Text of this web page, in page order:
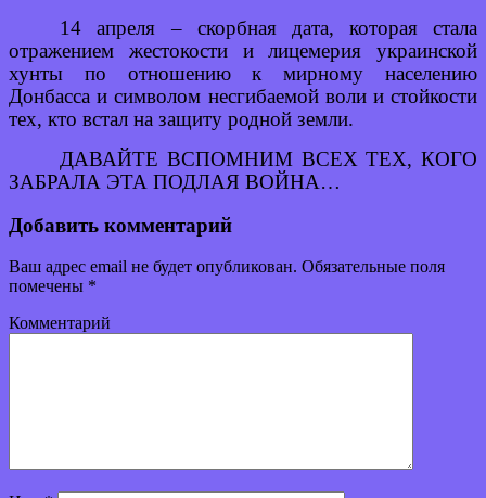
14 апреля – скорбная дата, которая стала
отражением жестокости и лицемерия украинской
хунты по отношению к мирному населению
Донбасса и символом несгибаемой воли и стойкости
тех, кто встал на защиту родной земли.
ДАВАЙТЕ ВСПОМНИМ ВСЕХ ТЕХ, КОГО
ЗАБРАЛА ЭТА ПОДЛАЯ ВОЙНА…
Добавить комментарий
Ваш адрес email не будет опубликован. Обязательные поля
помечены *
Комментарий